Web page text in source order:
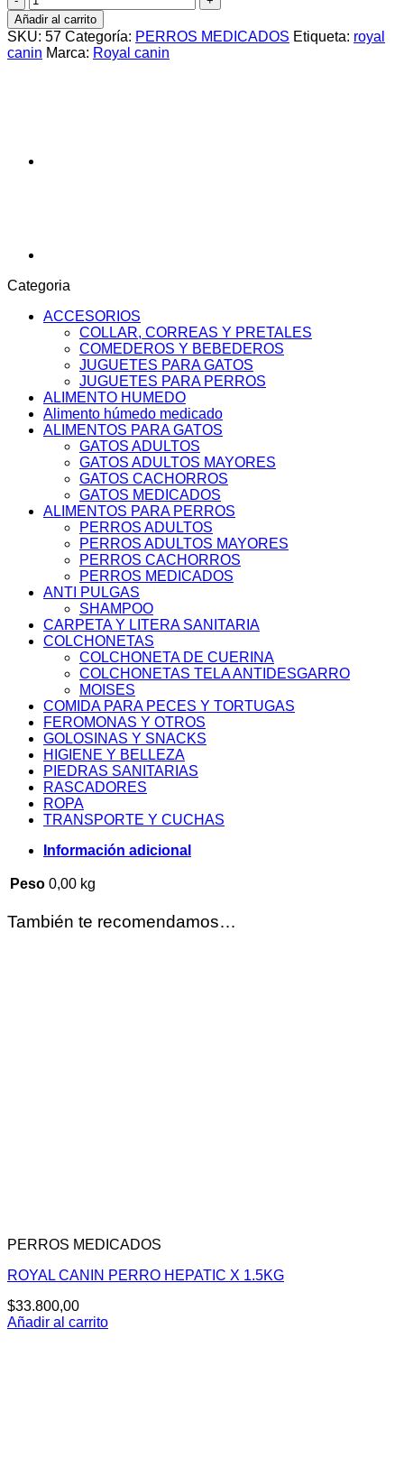
CANIN
PERRO
MOBILITY
SUPPORT
Añadir al carrito
SKU: 57 Categoría: PERROS MEDICADOS Etiqueta: royal
canin Marca: Royal canin
Categoria
ACCESORIOS
COLLAR, CORREAS Y PRETALES
COMEDEROS Y BEBEDEROS
JUGUETES PARA GATOS
JUGUETES PARA PERROS
ALIMENTO HUMEDO
Alimento húmedo medicado
ALIMENTOS PARA GATOS
GATOS ADULTOS
GATOS ADULTOS MAYORES
GATOS CACHORROS
GATOS MEDICADOS
ALIMENTOS PARA PERROS
PERROS ADULTOS
PERROS ADULTOS MAYORES
PERROS CACHORROS
PERROS MEDICADOS
ANTI PULGAS
SHAMPOO
CARPETA Y LITERA SANITARIA
COLCHONETAS
COLCHONETA DE CUERINA
COLCHONETAS TELA ANTIDESGARRO
MOISES
COMIDA PARA PECES Y TORTUGAS
FEROMONAS Y OTROS
GOLOSINAS Y SNACKS
HIGIENE Y BELLEZA
PIEDRAS SANITARIAS
RASCADORES
ROPA
TRANSPORTE Y CUCHAS
Información adicional
Peso 0,00 kg
También te recomendamos…
PERROS MEDICADOS
ROYAL CANIN PERRO HEPATIC X 1.5KG
$33.800,00
Añadir al carrito